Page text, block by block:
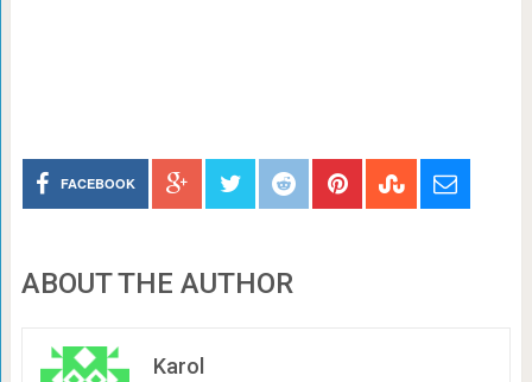
FACEBOOK
ABOUT THE AUTHOR
Karol